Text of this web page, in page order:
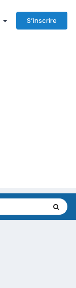
S’inscrire